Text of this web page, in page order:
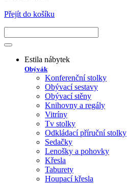
Přejít do košíku
Estila nábytek
Obývák
Konferenční stolky
Obývací sestavy
Obývací stěny
Knihovny a regály
Vitríny
Tv stolky
Odkládací příruční stolky
Sedačky
Lenošky a pohovky
Křesla
Taburety
Houpací křesla